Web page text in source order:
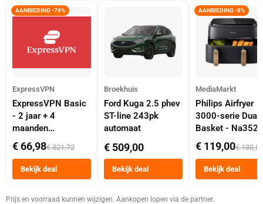
AANBIEDING -79%
ExpressVPN
ExpressVPN Basic
- 2 jaar + 4
maanden
abonnement
€ 66,98€ 321,72
Bekijk deal
Broekhuis
Ford Kuga 2.5 phev
ST-line 243pk
automaat
€ 509,00
Bekijk deal
AANBIEDING -8%
MediaMarkt
Philips Airfryer
3000-serie Dual
Basket -
Dubbele Mand 9
Tot 6 Personen
Heteluchtfriteuse
Zwart
€ 119,00€ 130,00
Bekijk deal
Prijs en voorraad kunnen wijzigen. Aankopen lopen via de partner.